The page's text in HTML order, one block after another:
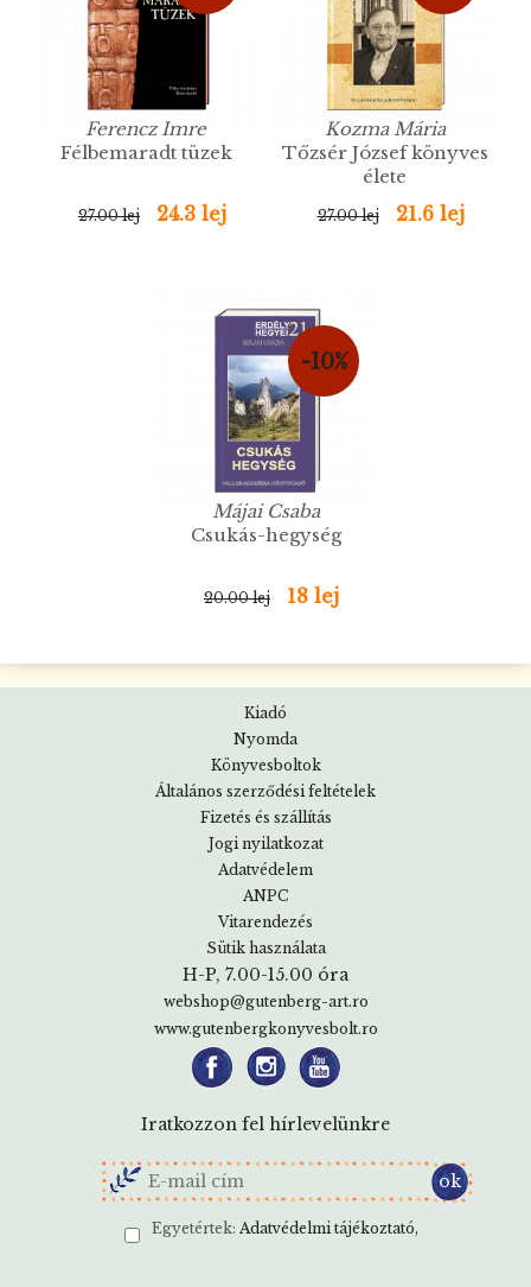
Ferencz Imre
Félbemaradt tüzek
27.00 lej 24.3 lej
Kozma Mária
Tőzsér József könyves
élete
27.00 lej 21.6 lej
-10%
Májai Csaba
Csukás-hegység
20.00 lej 18 lej
Kiadó
Nyomda
Könyvesboltok
Általános szerződési feltételek
Fizetés és szállítás
Jogi nyilatkozat
Adatvédelem
ANPC
Vitarendezés
Sütik használata
H-P, 7.00-15.00 óra
webshop@gutenberg-art.ro
www.gutenbergkonyvesbolt.ro
Iratkozzon fel hírlevelünkre
Egyetértek: Adatvédelmi tájékoztató